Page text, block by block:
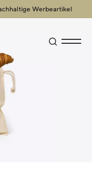
Werbeartikel
Suche